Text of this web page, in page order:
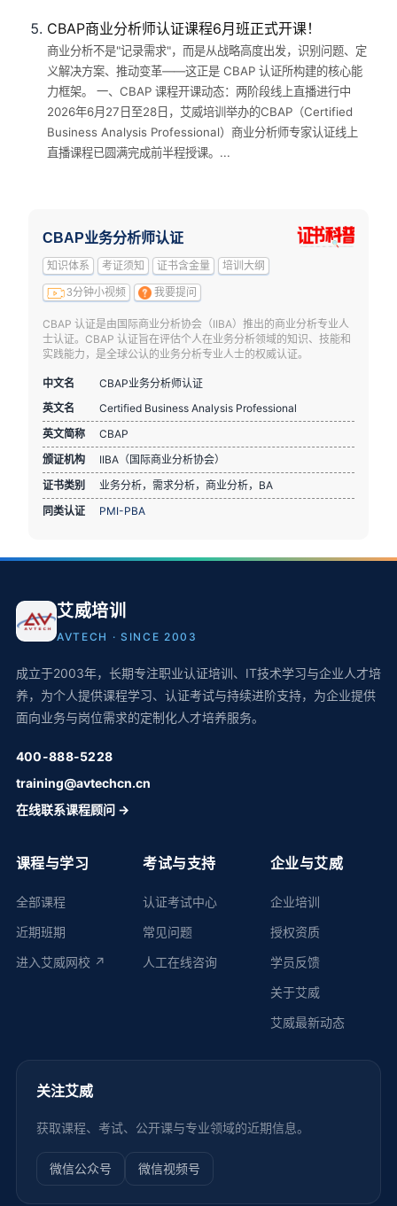
CBAP商业分析师认证课程6月班正式开课！
商业分析不是"记录需求"，而是从战略高度出发，识别问题、定
义解决方案、推动变革——这正是 CBAP 认证所构建的核心能
力框架。 一、CBAP 课程开课动态：两阶段线上直播进行中
2026年6月27日至28日，艾威培训举办的CBAP（Certified
Business Analysis Professional）商业分析师专家认证线上
直播课程已圆满完成前半程授课。...
CBAP业务分析师认证
知识体系 考证须知 证书含金量 培训大纲
3分钟小视频 我要提问
CBAP 认证是由国际商业分析协会（IIBA）推出的商业分析专业人
士认证。CBAP 认证旨在评估个人在业务分析领域的知识、技能和
实践能力，是全球公认的业务分析专业人士的权威认证。
中文名
CBAP业务分析师认证
英文名
Certified Business Analysis Professional
英文简称
CBAP
颁证机构
IIBA（国际商业分析协会）
证书类别
业务分析，需求分析，商业分析，BA
同类认证
PMI-PBA
艾威培训
AVTECH · SINCE 2003
成立于2003年，长期专注职业认证培训、IT技术学习与企业人才培
养，为个人提供课程学习、认证考试与持续进阶支持，为企业提供
面向业务与岗位需求的定制化人才培养服务。
400-888-5228
training@avtechcn.cn
在线联系课程顾问 →
课程与学习
全部课程
近期班期
进入艾威网校 ↗
考试与支持
认证考试中心
常见问题
人工在线咨询
企业与艾威
企业培训
授权资质
学员反馈
关于艾威
艾威最新动态
关注艾威
获取课程、考试、公开课与专业领域的近期信息。
微信公众号 微信视频号